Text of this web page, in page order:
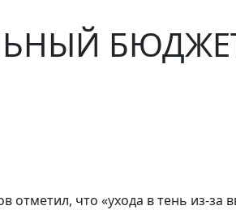
отметил, что «ухода в тень из-за